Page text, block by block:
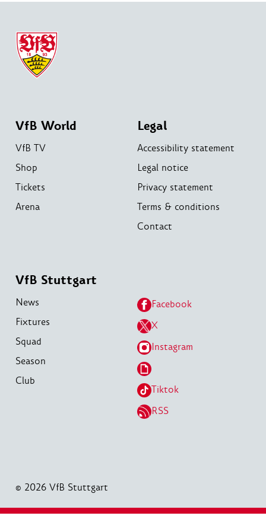
VfB World
VfB TV
Shop
Tickets
Arena
Legal
Accessibility statement
Legal notice
Privacy statement
Terms & conditions
Contact
VfB Stuttgart
News
Fixtures
Squad
Season
Club
Facebook
X
Instagram
Tiktok
RSS
© 2026 VfB Stuttgart